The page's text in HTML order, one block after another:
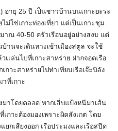
ายุ 25 ปี เป็นชาวบ้านบนเกาะยะระ
ม่ใช่เกาะท่องเที่ยว แต่เป็นเกาะชุม
ณ 40-50 ครัวเรือนอยู่อย่างสงบ แต่
นจะเดินทางเข้าเมืองสตูล จะใช้
เล่นไปที่เกาะสาหร่าย ฝากจอดเรือ
าะสาหร่ายไปท่าเทียบเรือเจ๊ะบิลัง
ที่เกาะ
าโดยตลอด หากเสี่บแป้งหนีมาเส้น
กาะต้องมองเพราะผิดสังเกต โดย
กเสียงออก เรือประมงและเรือสปีด